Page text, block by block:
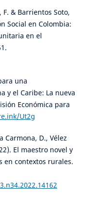
F. & Barrientos Soto,
Social en Colombia:
en el
una
y el Caribe: La nueva
Económica para
Ut2g
Carmona, D., Vélez
El maestro novel y
en contextos rurales.